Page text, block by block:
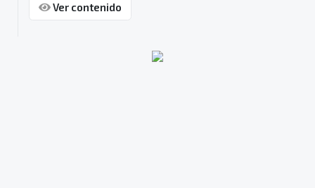
Ver contenido